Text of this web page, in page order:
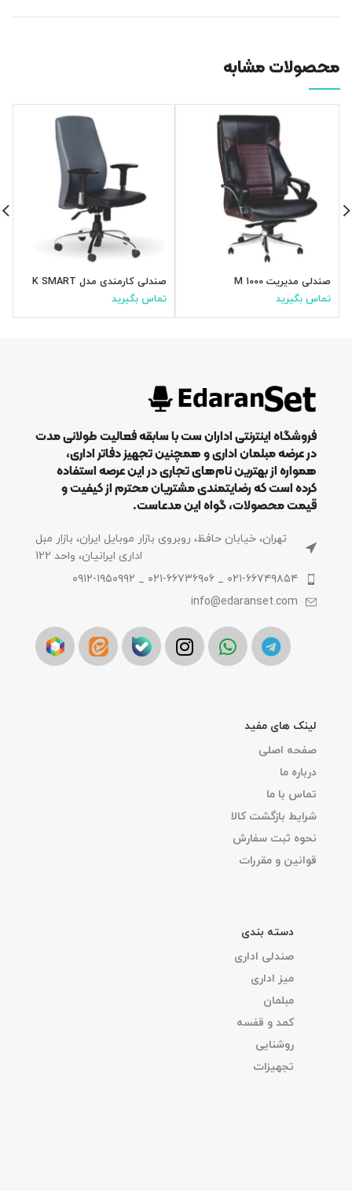
محصولات مشابه
صندلی مدیریت M 1000
تماس بگیرید
صندلی کارمندی مدل K SMART
تماس بگیرید
فروشگاه اینترنتی اداران ست با سابقه فعالیت طولانی مدت
در عرضه مبلمان اداری و همچنین تجهیز دفاتر اداری،
همواره از بهترین نام‌های تجاری در این عرصه استفاده
کرده است که رضایتمندی مشتریان محترم از کیفیت و
قیمت محصولات، گواه این مدعاست.
تهران، خیابان حافظ، روبروی بازار موبایل ایران، بازار مبل
اداری ایرانیان، واحد 122
۰۲۱-۶۶۷۴۹۸۵۴ _ ۰۲۱-۶۶۷۳۶۹۰۶ _ ۰۹۱۲-۱۹۵۰۹۹۲
info@edaranset.com
لینک های مفید
صفحه اصلی
درباره ما
تماس با ما
شرایط بازگشت کالا
نحوه ثبت سفارش
قوانین و مقررات
دسته بندی
صندلی اداری
میز اداری
مبلمان
کمد و قفسه
روشنایی
تجهیزات